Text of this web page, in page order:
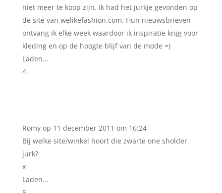
niet meer te koop zijn. Ik had het jurkje gevonden op
de site van welikefashion.com. Hun nieuwsbrieven
ontvang ik elke week waardoor ik inspiratie krijg voor
kleding en op de hoogte blijf van de mode =)
Laden...
Romy op 11 december 2011 om 16:24
Bij welke site/winkel hoort die zwarte one sholder
jurk?
x
Laden...